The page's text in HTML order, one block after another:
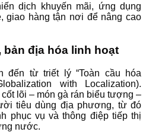
dịch khuyến mãi, ứng dụng
giao hàng tận nơi để nâng cao
địa hóa linh hoạt
đến từ triết lý “Toàn cầu hóa
with Localization).
lõi – món gà rán biểu tượng –
tiêu dùng địa phương, từ đó
phục vụ và thông điệp tiếp thị
nước.